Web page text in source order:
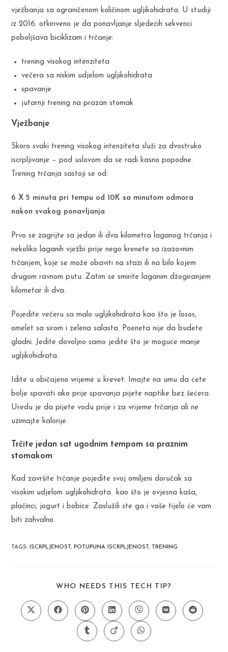
vježbanja sa ograničenom količinom ugljikohidrata. U studiji
iz 2016. otkiriveno je da ponavljanje sljedećih sekvenci
poboljšava biciklizam i trčanje:
trening visokog intenziteta
večera sa niskim udjelom ugljikohidrata
spavanje
jutarnji trening na prazan stomak
Vježbanje
Skoro svaki trening visokog intenziteta služi za dvostruko
iscrpljivanje – pod uslovom da se radi kasno popodne.
Trening trčanja sastoji se od:
6 X 5 minuta pri tempu od 10K sa minutom odmora
nakon svakog ponavljanja
Prvo se zagrijte sa jedan ili dva kilometra laganog trčanja i
nekoliko laganih vježbi prije nego krenete sa izazovnim
trčanjem, koje se može obaviti na stazi ili na bilo kojem
drugom ravnom putu. Zatim se smirite laganim džogiranjem
kilometar ili dva.
Pojedite večeru sa malo ugljikohidrata kao što je losos,
omelet sa sirom i zelena salasta. Poeneta nije da budete
gladni. Jedite dovoljno samo jedite što je moguće manje
ugljikohidrata.
Idite u običajeno vrijeme u krevet. Imajte na umu da ćete
bolje spavati ako prije spavanja pijete naptike bez šećera.
Uredu je da pijete vodu prije i za vrijeme trčanja ali ne
uzimajte kalorije.
Trčite jedan sat ugodnim tempom sa praznim
stomakom
Kad završite trčanje pojedite svoj omiljeni doručak sa
visokim udjelom ugljikohidrata kao što je ovjesna kaša,
plačinci, jogurt i bobice. Zaslužili ste ga i vaše tijelo će vam
biti zahvalno.
TAGS: ISCRPLJENOST, POTUPUNA ISCRPLJENOST, TRENING
WHO NEEDS THIS TECH TIP?
CONTENT
Opens
in
Opens
in
Opens
in
a
new
window
Opens
in
a
new
window
Opens
in
a
new
window
Opens
in
Opens
in
Opens
in
Opens
in
Opens
in